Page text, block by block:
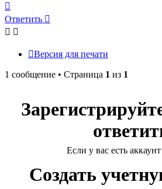
к
началу
Ответить
Версия для печати
1 сообщение • Страница 1 из 1
Если у вас есть
Создать